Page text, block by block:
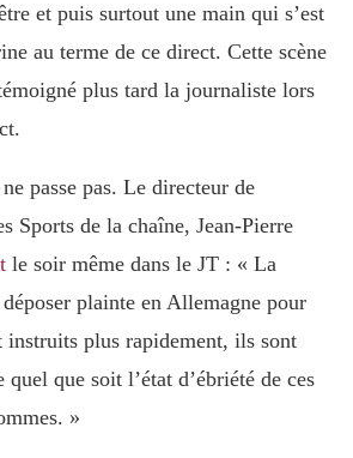
et puis surtout une main qui s’est
au terme de ce direct. Cette scène
plus tard la journaliste lors
passe pas. Le directeur de
Sports de la chaîne, Jean-Pierre
le soir même dans le JT : « La
plainte en Allemagne pour
instruits plus rapidement, ils sont
que soit l’état d’ébriété de ces
»